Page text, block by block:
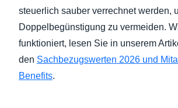
steuerlich sauber verrechnet werden,
Doppelbegünstigung zu vermeiden.
funktioniert, lesen Sie in unserem
den Sachbezugswerten 2026 und
Benefits.